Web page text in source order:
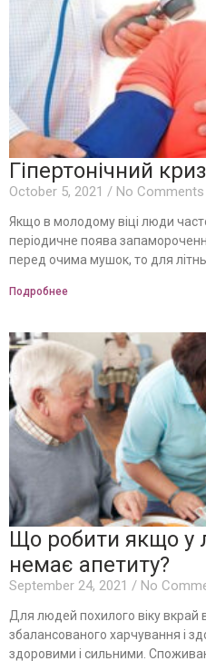
Гіпертонічний криз
October 5, 2021 No Comments
Якщо в молодому віці люди
періодичне поява
перед очима мушок, то для
Подробнее
Що робити якщо у
немає апетиту?
September 24, 2021 No
Для людей похилого віку
збалансованого харчування і
здоровими і сильними.